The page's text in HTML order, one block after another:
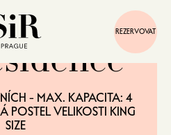
REZERVOVAT
- MAX. KAPACITA: 4
POSTEL VELIKOSTI KING
SIZE